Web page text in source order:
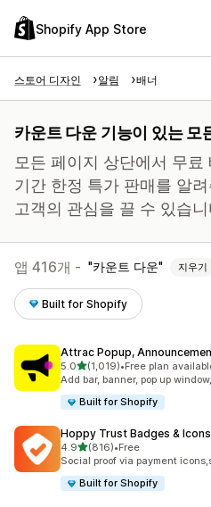
Shopify App Store
스토어 디자인 알림 배너
카운트 다운 기능이 있는 모
모든 페이지 상단에서 무
기간 한정 특가 판매를 알
고객의 관심을 끌 수 있습니
앱 416개 - 카운트 다운 지우기
Built for Shopify
Attrac Popup,
5.0별 5개 중
(1,019)
총 리뷰 1019개
•Free plan
Add bar, banner, pop up
Built for Shopify
Hoppy Trust Badges & Icons
4.9별 5개 중
(816)
총 리뷰 816개
•Free
Social proof via payment
Built for Shopify